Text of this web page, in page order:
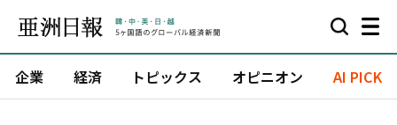
企業 経済 トピックス オピニオン AI PICK